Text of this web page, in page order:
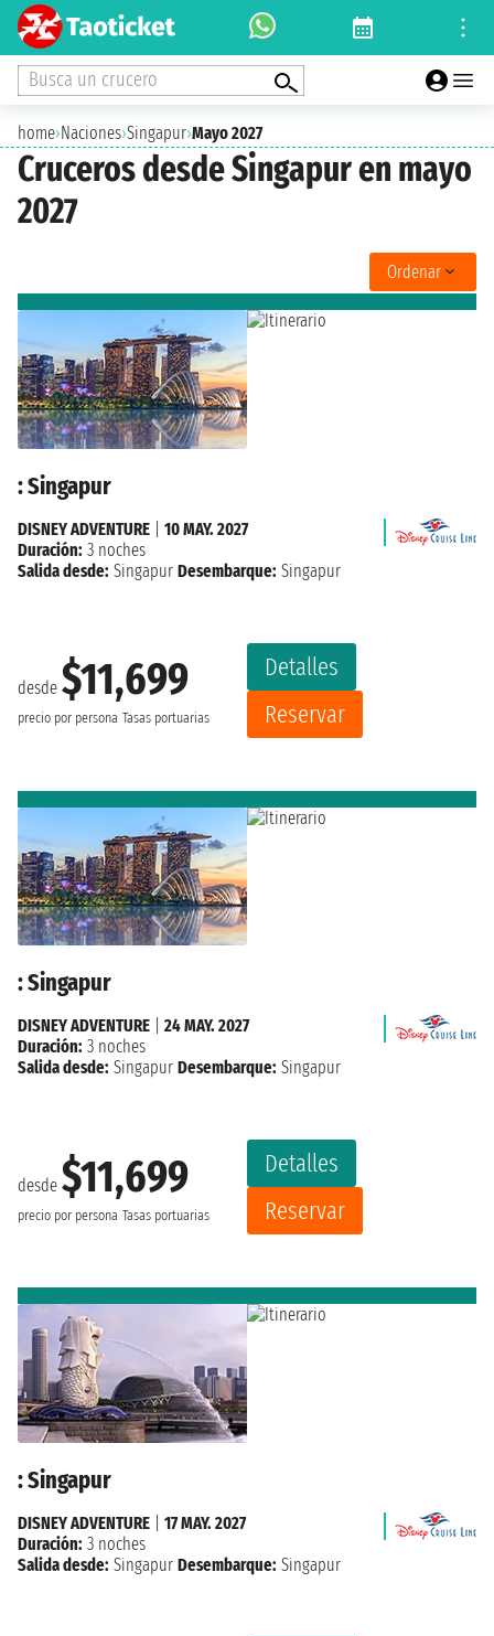
Busca un crucero
home›Naciones›Singapur›Mayo 2027
Cruceros desde Singapur en mayo
2027
Ordenar
: Singapur
desde $11,699
precio por persona Tasas portuarias
Detalles
Reservar
DISNEY ADVENTURE
10 MAY. 2027
Duración: 3 noches
Salida desde: Singapur Desembarque: Singapur
: Singapur
desde $11,699
precio por persona Tasas portuarias
Detalles
Reservar
DISNEY ADVENTURE
24 MAY. 2027
Duración: 3 noches
Salida desde: Singapur Desembarque: Singapur
: Singapur
DISNEY ADVENTURE
17 MAY. 2027
Duración: 3 noches
Salida desde: Singapur Desembarque: Singapur